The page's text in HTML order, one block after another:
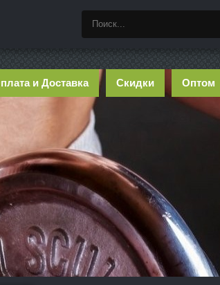
и Доставка Скидки Оптом